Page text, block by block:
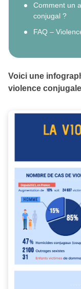
Comment un
conjugal ?
FAQ –
Voici une
violence